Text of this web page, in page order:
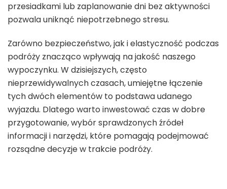
przesiadkami lub zaplanowanie dni bez aktywności
pozwala uniknąć niepotrzebnego stresu.
Zarówno bezpieczeństwo, jak i elastyczność podczas
podróży znacząco wpływają na jakość naszego
wypoczynku. W dzisiejszych, często
nieprzewidywalnych czasach, umiejętne łączenie
tych dwóch elementów to podstawa udanego
wyjazdu. Dlatego warto inwestować czas w dobre
przygotowanie, wybór sprawdzonych źródeł
informacji i narzędzi, które pomagają podejmować
rozsądne decyzje w trakcie podróży.